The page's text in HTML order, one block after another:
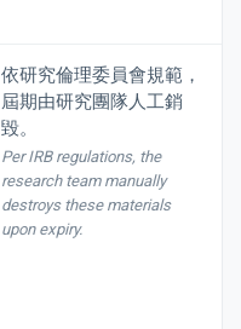
依研究倫理委員會規範，
屆期由研究團隊人工銷
毀。
Per IRB regulations, the
research team manually
destroys these materials
upon expiry.